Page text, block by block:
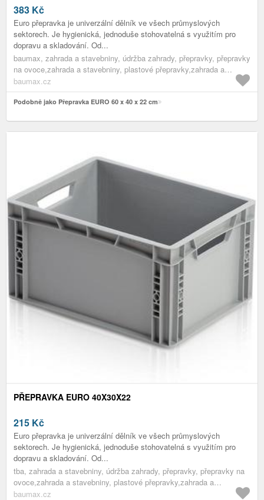
383 Kč
Euro přepravka je univerzální dělník ve všech průmyslových
sektorech. Je hygienická, jednoduše stohovatelná s využitím pro
dopravu a skladování. Od...
baumax, zahrada a stavebniny, údržba zahrady, přepravky, přepravky
na ovoce,zahrada a stavebniny, plastové přepravky,zahrada a
stavebniny, přepravky,zahrada a stavebniny, údržba zahrady,zahrada
baumax.cz
Podobně jako Přepravka EURO 60 x 40 x 22 cm
PŘEPRAVKA EURO 40X30X22
215 Kč
Euro přepravka je univerzální dělník ve všech průmyslových
sektorech. Je hygienická, jednoduše stohovatelná s využitím pro
dopravu a skladování. Od...
tba, zahrada a stavebniny, údržba zahrady, přepravky, přepravky na
ovoce,zahrada a stavebniny, plastové přepravky,zahrada a
stavebniny, přepravky,zahrada a stavebniny, pomocníci do
baumax.cz